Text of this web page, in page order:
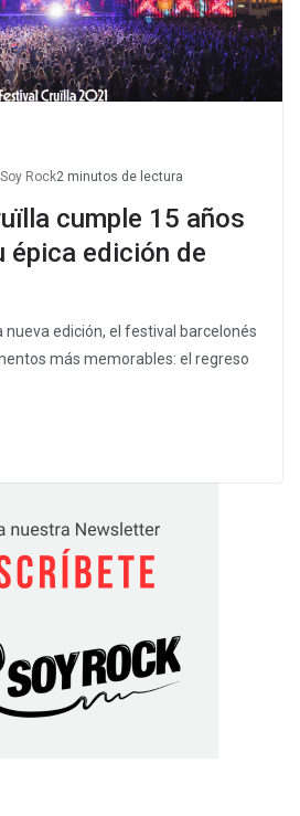
Rock2 minutos de lectura
cumple 15 años
épica edición de
nueva edición, el festival barcelonés
más memorables: el regreso